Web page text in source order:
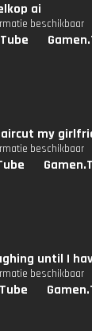
ai
beschikbaar
my
beschikbaar
until I
beschikbaar